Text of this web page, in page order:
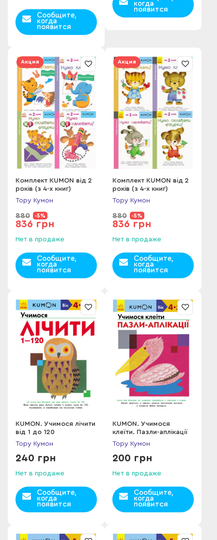
Сообщите,
когда
появится
когда
появится
Акция
Комплект KUMON від 2
років (з 4-х книг)
Тору Кумон
880 -5%
836 грн
Нет в продаже
Сообщите,
когда
появится
Акция
Комплект KUMON від 2
років (з 4-х книг)
Тору Кумон
880 -5%
836 грн
Нет в продаже
Сообщите,
когда
появится
KUMON. Учимося лічити
від 1 до 120
Тору Кумон
240 грн
Нет в продаже
Сообщите,
когда
появится
KUMON. Учимося
клеїти. Пазли-аплікації
Тору Кумон
200 грн
Нет в продаже
Сообщите,
когда
появится